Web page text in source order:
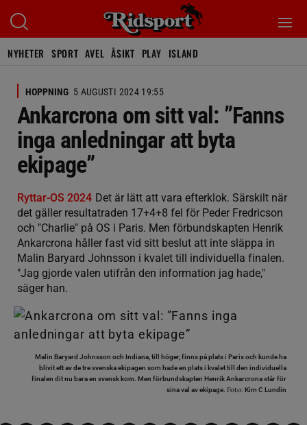
NYHETER SPORT AVEL ÅSIKT PLAY ISLAND
HOPPNING 5 AUGUSTI 2024 19:55
Ankarcrona om sitt val: ”Fanns
inga anledningar att byta
ekipage”
Ryttar-OS 2024 Det är lätt att vara efterklok. Särskilt när
det gäller resultatraden 17+4+8 fel för Peder Fredricson
och "Charlie" på OS i Paris. Men förbundskapten Henrik
Ankarcrona håller fast vid sitt beslut att inte släppa in
Malin Baryard Johnsson i kvalet till individuella finalen.
"Jag gjorde valen utifrån den information jag hade,"
säger han.
Malin Baryard Johnsson och Indiana, till höger, finns på plats i Paris och kunde ha
blivit ett av de tre svenska ekipagen som hade en plats i kvalet till den individuella
finalen dit nu bara en svensk kom. Men förbundskapten Henrik Ankarcrona står för
sina val av ekipage. Foto: Kim C Lundin